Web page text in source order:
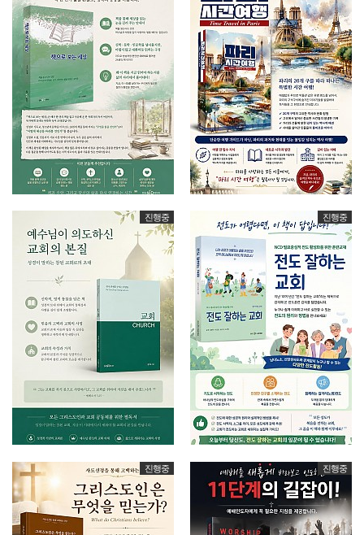
기능적 조직, 살아있는 교회를 위한 …
소그룹 리더 자기 평가서
진행중 진행중
진행중 진행중